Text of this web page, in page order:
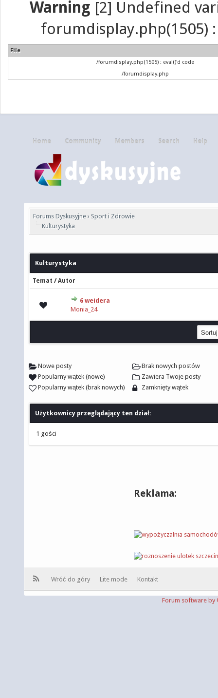
Warning [2] Undefined
forumdisplay.php(1505)
File
/forumdisplay.php(1505) : eval()'d code
/forumdisplay.php
Home Community Members Search Help
Forums Dyskusyjne › Sport i Zdrowie
Kulturystyka
Kulturystyka
Temat /Autor
6 weidera
Monia_24
0 głosów - średnia ocena: 0 na 5 gwiazdek
Nowe posty
Popularny wątek (nowe)
Popularny wątek (brak nowych)
Brak nowych postów
Zawiera Twoje posty
Zamknięty wątek
Użytkownicy przeglądający ten dział:
1 gości
Reklama:
Wróć do góry Lite mode Kontakt
Forum software